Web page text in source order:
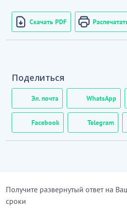
Скачать PDF
Поделиться
Эл. почта WhatsApp
Facebook Telegram
Получите развернутый ответ на
сроки